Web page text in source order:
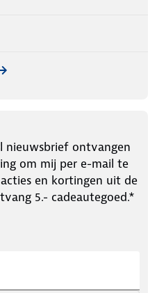
nieuwsbrief ontvangen
om mij per e-mail te
en kortingen uit de
5.- cadeautegoed.*